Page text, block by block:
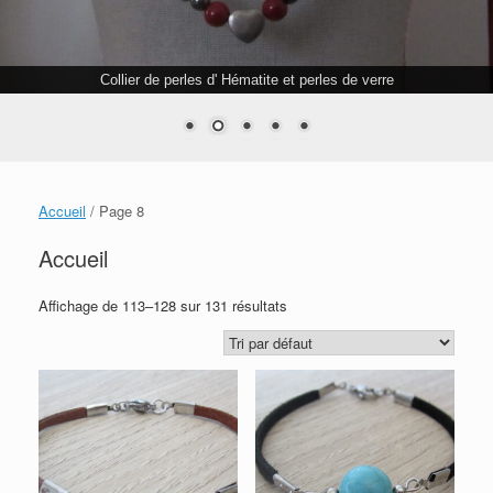
Collier de perles d' Hématite et perles de verre
Accueil / Page 8
Accueil
Affichage de 113–128 sur 131 résultats